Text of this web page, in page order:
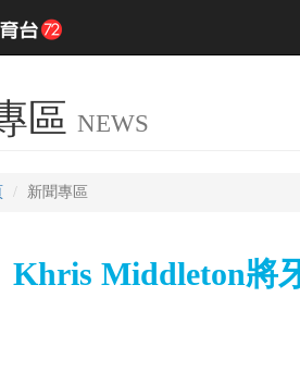
區 NEWS
新聞專區
Khris Middleton將